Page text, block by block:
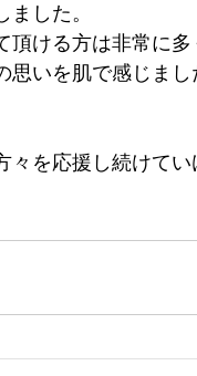
した。
ける方は非常に多
いを肌で感じまし
々を応援し続けてい